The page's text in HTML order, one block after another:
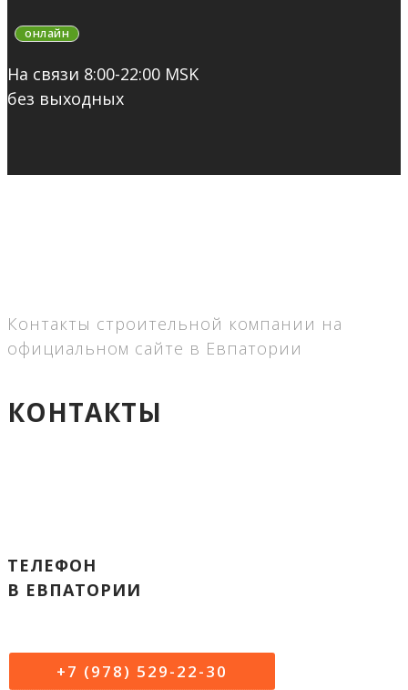
онлайн
На связи 8:00-22:00 MSK
без выходных
Контакты строительной компании на
официальном сайте в Евпатории
КОНТАКТЫ
ТЕЛЕФОН
В ЕВПАТОРИИ
+7 (978) 529-22-30